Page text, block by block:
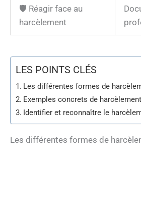
🛡️ Réagir face au
harcèlement
LES POINTS CLÉS
Les différentes formes de
Exemples concrets de
Identifier et reconnaître le
Les différentes formes de